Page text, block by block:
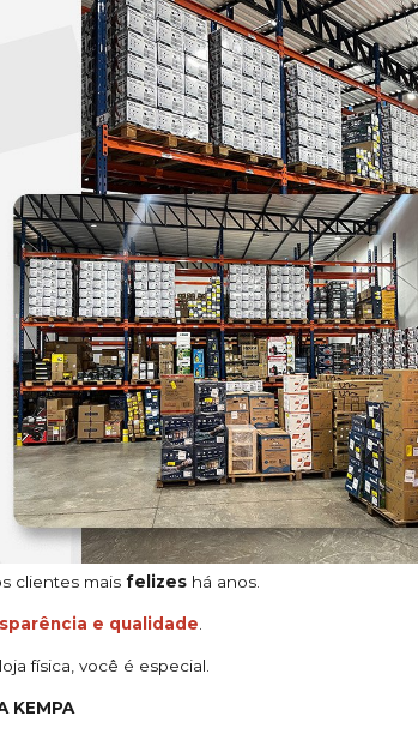
clientes mais felizeshá anos.
e qualidade.
física, você é especial.
KEMPA